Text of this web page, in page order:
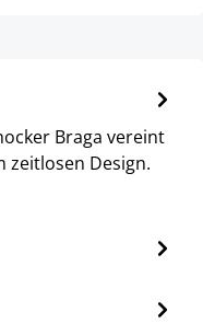
Braga vereint
Design.